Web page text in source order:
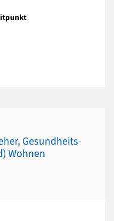
Gesundheits-
Wohnen